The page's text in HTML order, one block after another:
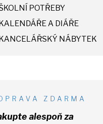
POTŘEBY
A DIÁŘE
NÁBYTEK
ZDARMA
alespoň za